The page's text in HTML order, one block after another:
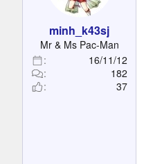
minh_k43sj
Mr & Ms Pac-Man
16/11/12
182
37